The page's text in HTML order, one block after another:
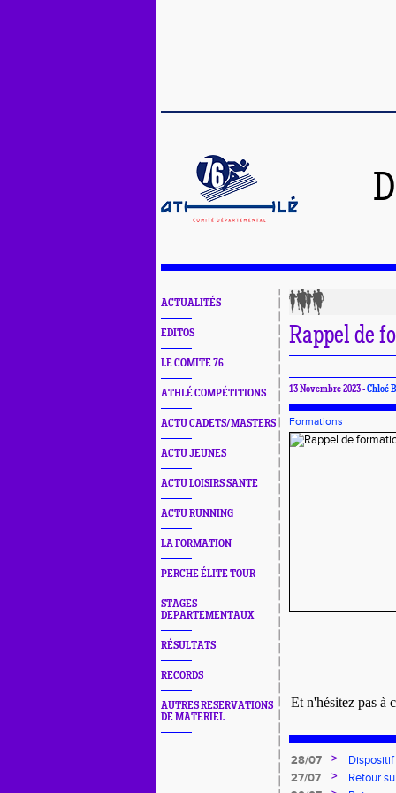
ACTUALITÉS
EDITOS
LE COMITE 76
ATHLÉ COMPÉTITIONS
ACTU CADETS/MASTERS
ACTU JEUNES
ACTU LOISIRS SANTE
ACTU RUNNING
LA FORMATION
PERCHE ÉLITE TOUR
STAGES
DEPARTEMENTAUX
RÉSULTATS
RECORDS
AUTRES RESERVATIONS
DE MATERIEL
Rappel de
13 Novembre 2023 -Chloé
Formations
Et n'hésitez pas à
28/07 >
pour
27/07 >
Retour